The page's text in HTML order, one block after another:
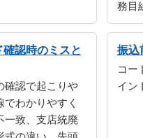
務目
認時のミスと
確認で起こりや
わかりやすく
一致、支店統廃
振込
コー
イン